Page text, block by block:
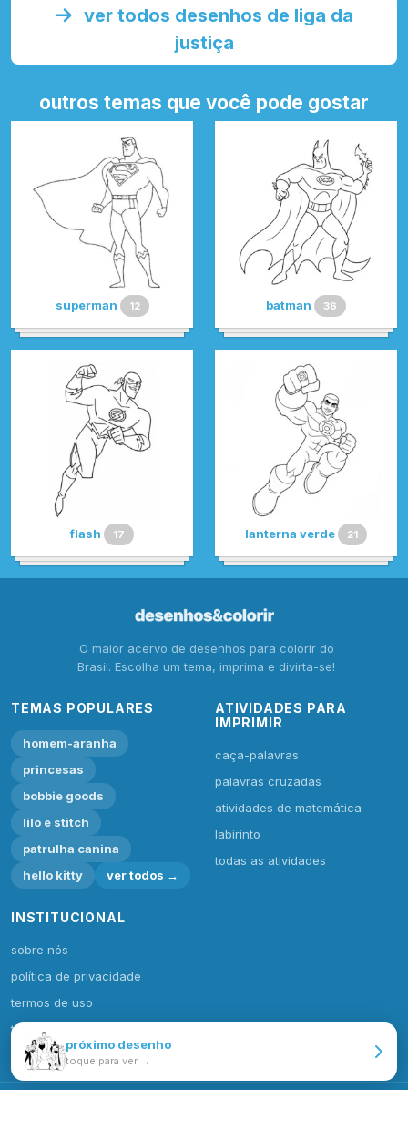
ver todos desenhos de liga da
justiça
outros temas que você pode gostar
superman 12 batman 36
flash 17 lanterna verde 21
próximo desenho
toque para ver →
O maior acervo de desenhos para colorir do
Brasil. Escolha um tema, imprima e divirta-se!
TEMAS POPULARES
homem-aranha
princesas
bobbie goods
lilo e stitch
patrulha canina
hello kitty
ver todos →
ATIVIDADES PARA
IMPRIMIR
caça-palavras
palavras cruzadas
atividades de matemática
labirinto
todas as atividades
INSTITUCIONAL
sobre nós
política de privacidade
termos de uso
todas categorias